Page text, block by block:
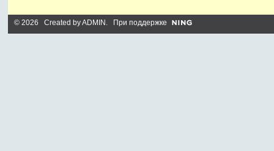
© 2026 Created byADMIN . При поддержке